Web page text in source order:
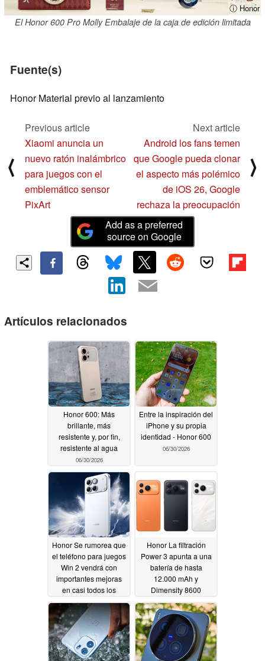
ⓘ Honor
El Honor 600 Pro Molly Embalaje de la caja de edición limitada
Fuente(s)
Honor Material previo al lanzamiento
⟨
Previous article
Xiaomi anuncia un
nuevo ratón inalámbrico
para juegos con el
emblemático sensor
PixArt
Next article
Android los fans temen
que Google pueda clonar
el aspecto más polémico
de iOS 26, Google
rechaza la preocupación
⟩
Add as a preferred
source on Google
Artículos relacionados
Honor 600: Más
brillante, más
resistente y, por fin,
resistente al agua
06/30/2026
Entre la inspiración del
iPhone y su propia
identidad - Honor 600
06/30/2026
Honor Se rumorea que
el teléfono para juegos
Win 2 vendrá con
importantes mejoras
en casi todos los
departamentos clave
05/22/2026
Honor La filtración
Power 3 apunta a una
batería de hasta
12.000 mAh y
Dimensity 8600
05/19/2026